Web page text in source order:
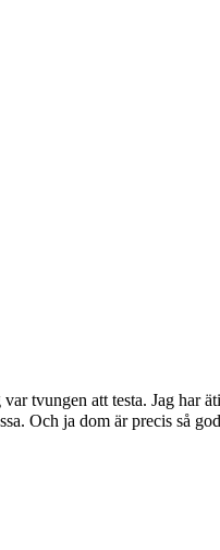
tvungen att testa. Jag har
Och ja dom är precis så